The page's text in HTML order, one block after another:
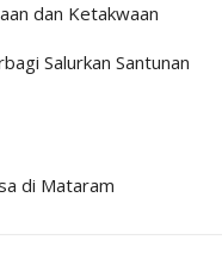
dan Ketakwaan
Salurkan Santunan
di Mataram